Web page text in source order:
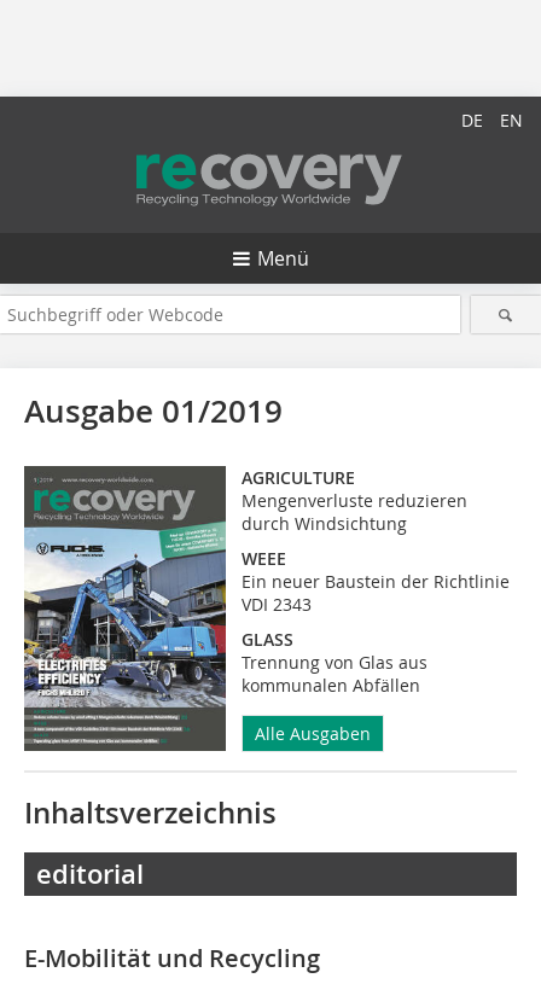
DE EN
Menü
Ausgabe 01/2019
AGRICULTURE
Mengenverluste reduzieren
durch Windsichtung
WEEE
Ein neuer Baustein der Richtlinie
VDI 2343
GLASS
Trennung von Glas aus
kommunalen Abfällen
Alle Ausgaben
Inhaltsverzeichnis
editorial
E-Mobilität und Recycling